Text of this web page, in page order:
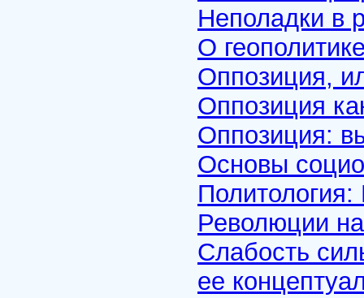
Неполадки в
О
Оппозиция,
Оппозиция
Оппозиция:
Основы
Революции
Слабость
ее